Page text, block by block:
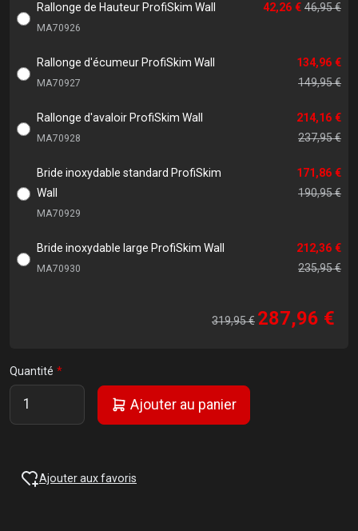
Rallonge de Hauteur ProfiSkim Wall
MA70926
42,26 € 46,95 €
Rallonge d'écumeur ProfiSkim Wall
MA70927
134,96 €
149,95 €
Rallonge d'avaloir ProfiSkim Wall
MA70928
214,16 €
237,95 €
Bride inoxydable standard ProfiSkim
Wall
MA70929
171,86 €
190,95 €
Bride inoxydable large ProfiSkim Wall
MA70930
212,36 €
235,95 €
319,95 € 287,96 €
Quantité
Ajouter au panier
Ajouter aux favoris